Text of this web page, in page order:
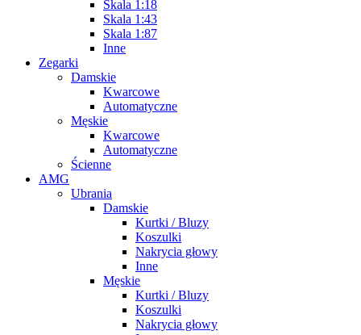
Skala 1:18
Skala 1:43
Skala 1:87
Inne
Zegarki
Damskie
Kwarcowe
Automatyczne
Męskie
Kwarcowe
Automatyczne
Ścienne
AMG
Ubrania
Damskie
Kurtki / Bluzy
Koszulki
Nakrycia głowy
Inne
Męskie
Kurtki / Bluzy
Koszulki
Nakrycia głowy